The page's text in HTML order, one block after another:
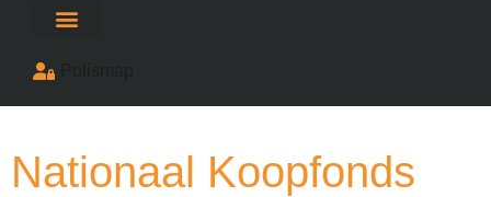
Nationaal Koopfonds